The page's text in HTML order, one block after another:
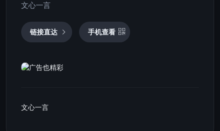
文心一言
链接直达 手机查看
文心一言